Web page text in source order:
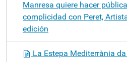
Manresa quiere hacer
complicidad con Peret,
edición
La Estepa Mediterrània